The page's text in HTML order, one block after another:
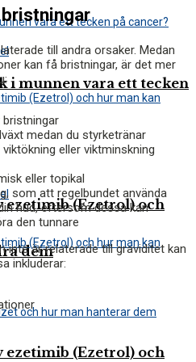
ezetimib (Ezetrol) och
dem
i munnen vara ett tecken
ezetimib (Ezetrol) och
till andra orsaker. Medan
kan få bristningar, är det mer
medan du styrketränar
eller viktminskning
eller topikal
som att regelbundet använda
hud, eftersom dessa kan
den tunnare
inte är relaterade till graviditet kan
inkluderar: